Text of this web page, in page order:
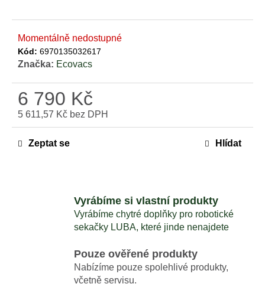
Momentálně nedostupné
Kód: 6970135032617
Značka: Ecovacs
6 790 Kč
5 611,57 Kč bez DPH
Měrná
cena:Zeptat se Hlídat
Vyrábíme si vlastní produkty
Vyrábíme chytré doplňky pro robotické
sekačky LUBA, které jinde nenajdete
Pouze ověřené produkty
Nabízíme pouze spolehlivé produkty,
včetně servisu.